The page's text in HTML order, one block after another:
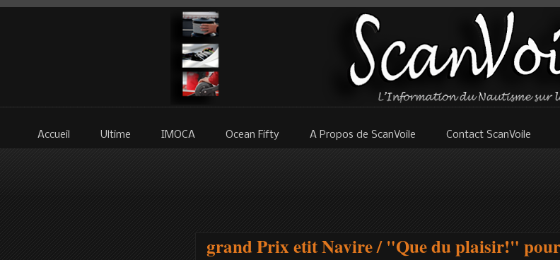
Accueil Ultime IMOCA Ocean Fifty A Propos de ScanVoile Contact ScanVoile
grand Prix etit Navire / "Que du plaisir!" pour